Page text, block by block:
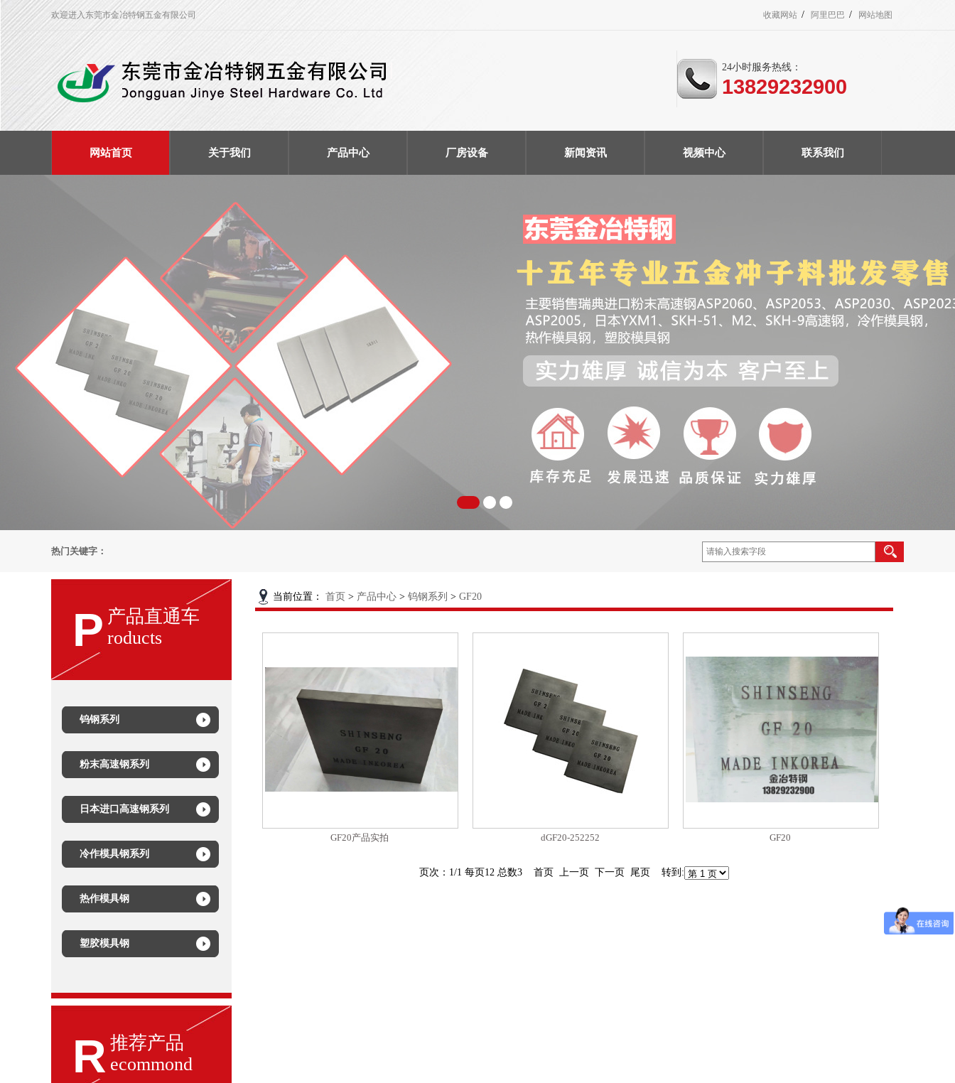
欢迎进入东莞市金冶特钢五金有限公司 收藏网站 / 阿里巴巴 / 网站地图
24小时服务热线：
13829232900
网站首页 关于我们 产品中心 厂房设备 新闻资讯 视频中心 联系我们
热门关键字：
P 产品直通车
roducts
钨钢系列
粉末高速钢系列
日本进口高速钢系列
冷作模具钢系列
热作模具钢
塑胶模具钢
R 推荐产品
ecommond
当前位置： 首页 > 产品中心 > 钨钢系列 > GF20
GF20产品实拍 dGF20-252252 GF20
页次：1/1 每页12 总数3 首页 上一页 下一页 尾页 转到: